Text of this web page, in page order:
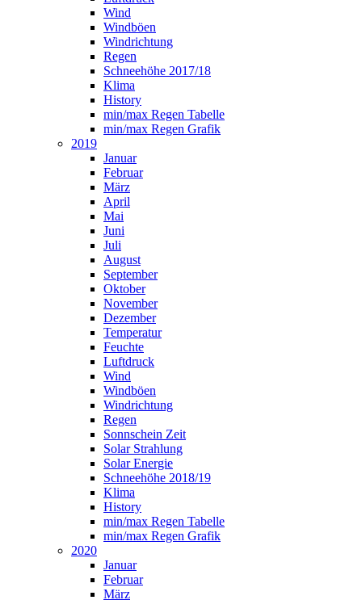
Wind
Windböen
Windrichtung
Regen
Schneehöhe 2017/18
Klima
History
min/max Regen Tabelle
min/max Regen Grafik
2019
Januar
Februar
März
April
Mai
Juni
Juli
August
September
Oktober
November
Dezember
Temperatur
Feuchte
Luftdruck
Wind
Windböen
Windrichtung
Regen
Sonnschein Zeit
Solar Strahlung
Solar Energie
Schneehöhe 2018/19
Klima
History
min/max Regen Tabelle
min/max Regen Grafik
2020
Januar
Februar
März